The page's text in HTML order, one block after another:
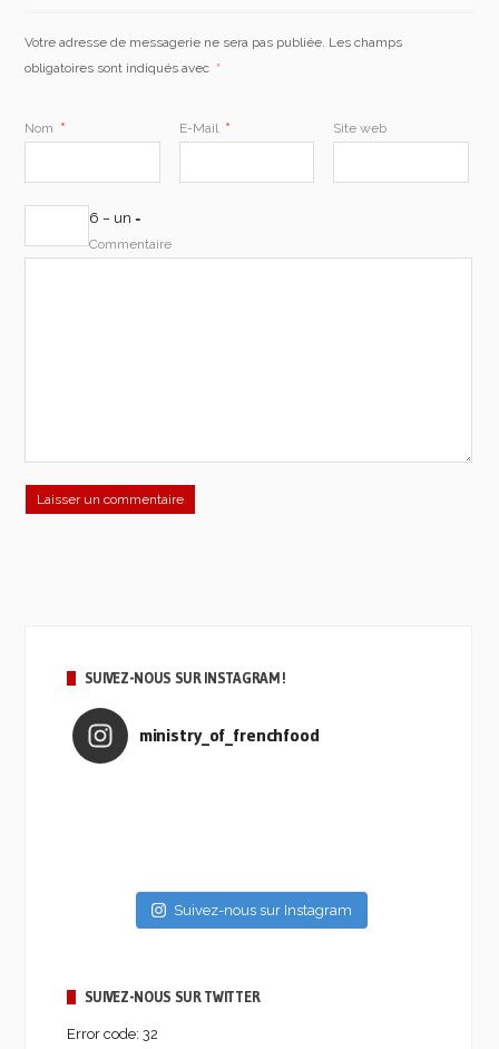
Votre adresse de messagerie ne sera pas publiée. Les champs
obligatoires sont indiqués avec *
Nom * E-Mail * Site web
6 − un =
Commentaire
SUIVEZ-NOUS SUR INSTAGRAM !
ministry_of_frenchfood
Suivez-nous sur Instagram
SUIVEZ-NOUS SUR TWITTER
Error code: 32